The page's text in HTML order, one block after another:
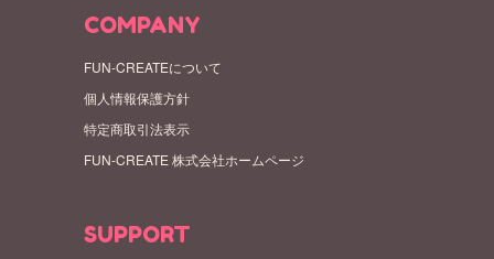
COMPANY
FUN-CREATEについて
個人情報保護方針
特定商取引法表示
FUN-CREATE 株式会社ホームページ
SUPPORT